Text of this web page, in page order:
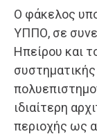
Ο φάκελος
ΥΠΠΟ, σε
Ηπείρου και
ιδιαίτερη
περιοχής ως